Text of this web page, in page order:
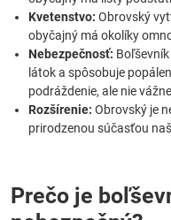
Kvetenstvo: Obrovský
obyčajný má okolíky
Nebezpečnosť:
látok a spôsobuje
podráždenie, ale nie
Rozšírenie: Obrovský je
prirodzenou súčasťou
Prečo je